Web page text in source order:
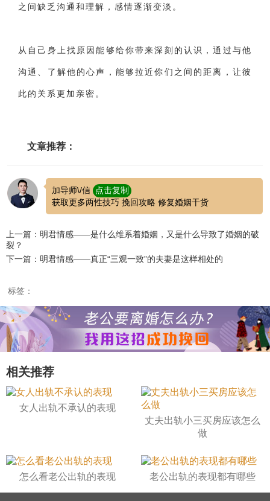
之间缺乏沟通和理解，感情逐渐变淡。
从自己身上找原因能够给你带来深刻的认识，通过与他
沟通、了解他的心声，能够拉近你们之间的距离，让彼
此的关系更加亲密。
文章推荐：
加导师\/信
点击复制
获取更多两性技巧 挽回攻略 修复婚姻干货
上一篇：明君情感——是什么维系着婚姻，又是什么导致了婚姻的破
裂？
下一篇：明君情感——真正“三观一致”的夫妻是这样相处的
标签：
相关推荐
女人出轨不承认的表现
丈夫出轨小三买房应该怎么
做
怎么看老公出轨的表现 老公出轨的表现都有哪些